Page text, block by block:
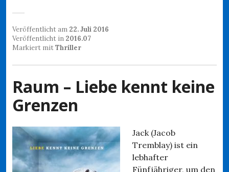
Veröffentlicht am 22. Juli 2016
Veröffentlicht in 2016.07
Markiert mitThriller
Raum – Liebe kennt keine
Grenzen
Jack (Jacob
Tremblay) ist ein
lebhafter
Fünfjähriger, um den